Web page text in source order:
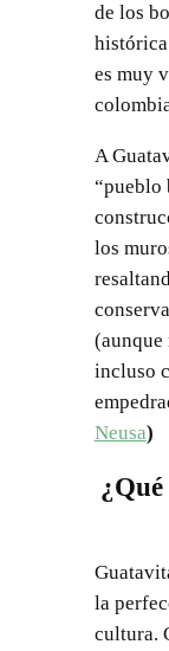
de los
es muy
A
“pueblo
los
(aunque
incluso
Neusa)
la
cultura.